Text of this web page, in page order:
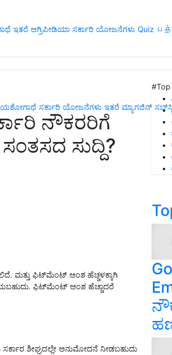
ಇತರೆ ಅಗ್ರಿಪೀಡಿಯಾ ಸರ್ಕಾರಿ ಯೋಜನೆಗಳು Quiz
ಯಶೋಗಾಥೆ ಸರ್ಕಾರಿ ಯೋಜನೆಗಳು ಇತರೆ ಮ್ಯಾಗಜಿನ್‌
ನೌಕರರಿಗೆ
ಸುದ್ದಿ?
ಮತ್ತು ಫಿಟ್‌ಮೆಂಟ್ ಅಂಶ ಹೆಚ್ಚಳಕ್ಕಾಗಿ
ಫಿಟ್‌ಮೆಂಟ್ ಅಂಶ ಹೆಚ್ಚಾದರೆ
ಶೀಘ್ರದಲ್ಲೇ ಅನುಮೋದನೆ ನೀಡಬಹುದು